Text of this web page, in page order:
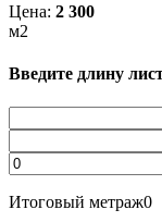
Цена: 2 300
м2
Введите длину
Итоговый метраж0